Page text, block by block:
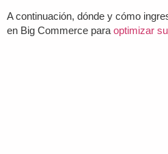
A continuación, dónde y cómo
en Big Commerce para optimizar